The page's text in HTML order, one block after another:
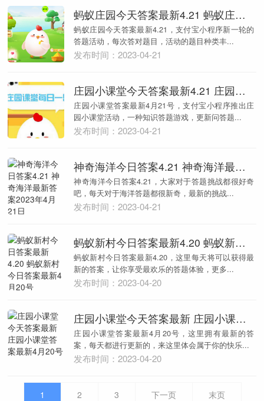
蚂蚁庄园今天答案最新4.21 蚂蚁庄园今天答题答案最新4月21号
蚂蚁庄园今天答案最新4.21，支付宝小程序新一轮的
答题活动，每次答对题目，活动的题目种类丰...
发布时间：2023-04-21
庄园小课堂今天答案最新4.21 庄园小课堂答案最新4月21号
庄园小课堂答案最新4月21号，支付宝小程序推出庄
园小课堂活动，一种知识答题游戏，更新问答题...
发布时间：2023-04-21
神奇海洋今日答案4.21 神奇海洋最新答案2023年4月21日
神奇海洋今日答案4.21，大家对于答题挑战都很好奇
吧，每天对于海洋答题都很新奇，最新的挑战...
发布时间：2023-04-21
蚂蚁新村今日答案最新4.20 蚂蚁新村今日答案最新4月20号
蚂蚁新村今日答案最新4.20，这里每天将可以获得最
新的答案，让你享受最欢乐的答题体验，更多...
发布时间：2023-04-20
庄园小课堂今天答案最新 庄园小课堂答案最新4月20号
庄园小课堂答案最新4月20号，这里拥有最新的答
案，每天都进行更新的，来这里体会属于你的快乐...
发布时间：2023-04-20
1 2 3 下一页 末页